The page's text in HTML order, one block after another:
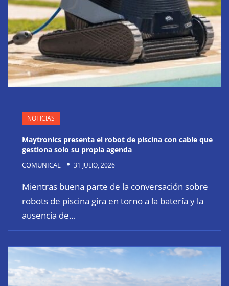
NOTICIAS
Maytronics presenta el robot de piscina con cable que
gestiona solo su propia agenda
COMUNICAE 31 JULIO, 2026
Mientras buena parte de la conversación sobre
robots de piscina gira en torno a la batería y la
ausencia de…